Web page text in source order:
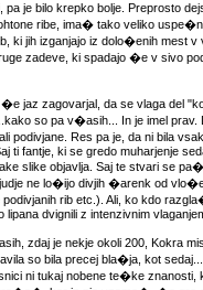
pa je bilo krepko bolje. Preprosto
ribe, ima� tako veliko
ki jih izganjajo iz dolo�enih mest v
zadeve, ki spadajo �e v sivo
jaz zagovarjal, da se vlaga del
so pa v�asih... In je imel
Res pa je, da ni bila
ti fantje, ki se gredo muharjenje
slike objavlja. Saj te stvari se
ne lo�ijo divjih �arenk od
rib etc.). Ali, ko kdo
dvignili z intenzivnim
zdaj je nekje okoli 200, Kokra
so bila precej bla�ja, kot
ni tukaj nobene te�ke